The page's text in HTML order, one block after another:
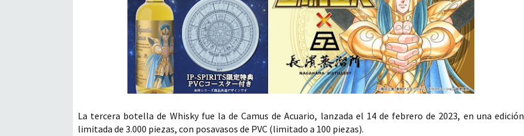
La tercera botella de Whisky fue la de Camus de Acuario, lanzada el 14 de febrero de 2023, en una edición
limitada de 3.000 piezas, con posavasos de PVC (limitado a 100 piezas).